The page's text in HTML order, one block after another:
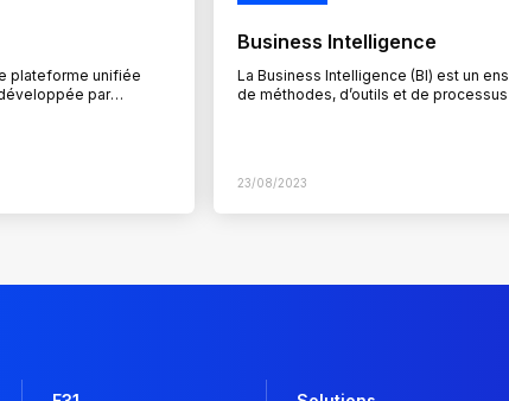
plateforme unifiée
par
Business Intelligence
La Business Intelligence (BI) est un
de méthodes, d’outils et de
23/08/2023